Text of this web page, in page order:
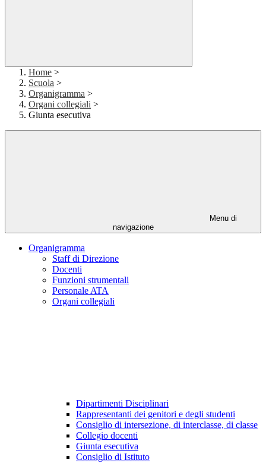
Home >
Scuola >
Organigramma >
Organi collegiali >
Giunta esecutiva
Menu di
navigazione
Organigramma
Staff di Direzione
Docenti
Funzioni strumentali
Personale ATA
Organi collegiali
Dipartimenti Disciplinari
Rappresentanti dei genitori e degli studenti
Consiglio di intersezione, di interclasse, di classe
Collegio docenti
Giunta esecutiva
Consiglio di Istituto